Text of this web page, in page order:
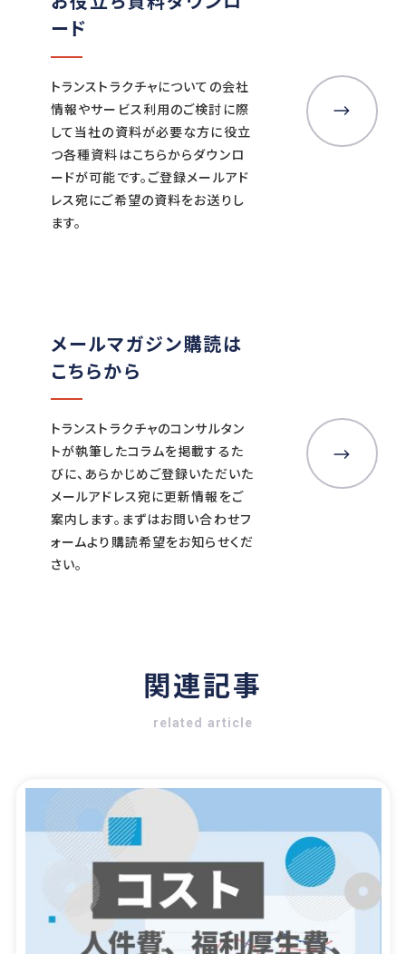
ード
トランストラクチャについての会社
情報やサービス利用のご検討に際
して当社の資料が必要な方に役立
つ各種資料はこちらからダウンロ
ードが可能です。ご登録メールアド
レス宛にご希望の資料をお送りし
ます。
メールマガジン購読は
こちらから
トランストラクチャのコンサルタン
トが執筆したコラムを掲載するた
びに、あらかじめご登録いただいた
メールアドレス宛に更新情報をご
案内します。まずはお問い合わせフ
ォームより購読希望をお知らせくだ
さい。
関連記事
related article